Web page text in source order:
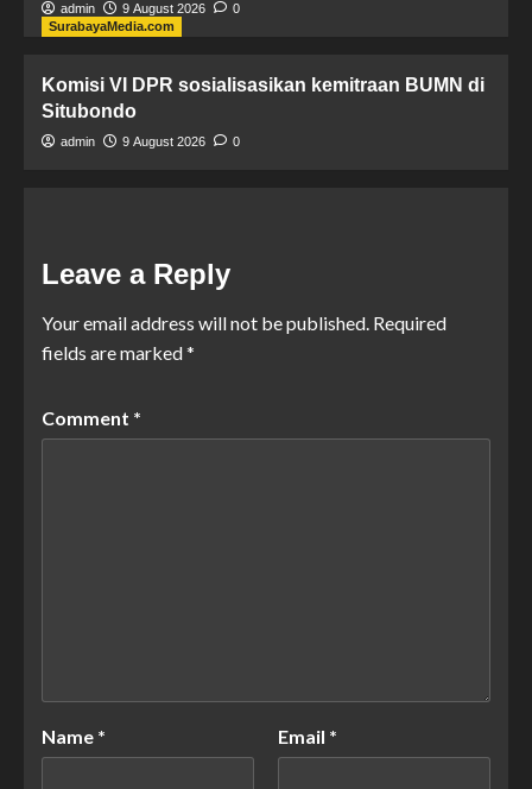
admin 9 August 2026
0
SurabayaMedia.com
Komisi VI DPR sosialisasikan kemitraan BUMN di
Situbondo
admin 9 August 2026 0
Leave a Reply
Your email address will not be published. Required
fields are marked*
Comment *
Name * Email *